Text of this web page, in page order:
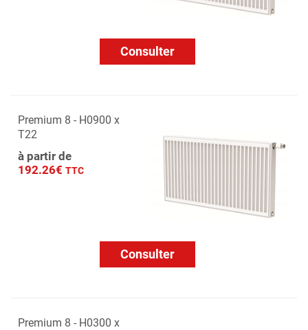
Consulter
Premium 8 - H0900 x
T22
à partir de
192.26€ TTC
Consulter
Premium 8 - H0300 x